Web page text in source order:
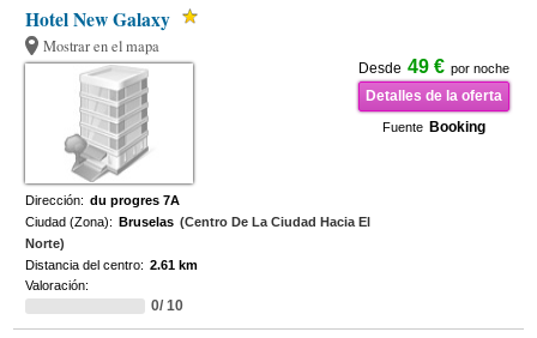
Hotel New Galaxy
Mostrar en el mapa
Desde 49 € por noche
Detalles de la oferta
Fuente Booking
Dirección: du progres 7A
Ciudad (Zona): Bruselas (Centro De La Ciudad Hacia El
Norte)
Distancia del centro: 2.61 km
Valoración:
0/ 10